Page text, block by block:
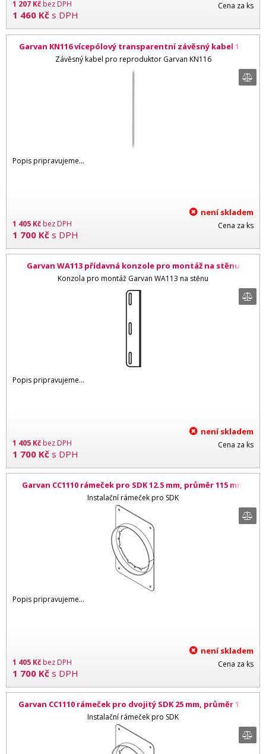
1 207 Kč bez DPH
1 460 Kč s DPH
Cena za ks
Garvan KN116 vícepólový transparentní závěsný kabel 150
cm
Závěsný kabel pro reproduktor Garvan KN116
Popis pripravujeme...
1 405 Kčbez DPH
1 700 Kč s DPH
není skladem
Cena za ks
Garvan WA113 přídavná konzole pro montáž na stěnu
Konzola pro montáž Garvan WA113 na stěnu
Popis pripravujeme...
1 405 Kčbez DPH
1 700 Kč s DPH
není skladem
Cena za ks
Garvan CC1110 rámeček pro SDK 12.5 mm, průměr 115 mm
Instalační rámeček pro SDK
Popis pripravujeme...
1 405 Kčbez DPH
1 700 Kč s DPH
není skladem
Cena za ks
Garvan CC1110 rámeček pro dvojitý SDK 25 mm, průměr 115
mm
Instalační rámeček pro SDK